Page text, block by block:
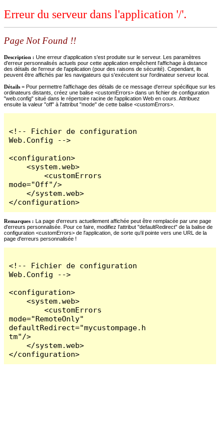
Erreur du serveur dans l'application '/'.
Page Not Found !!
Description : Une erreur d'application s'est produite sur le serveur. Les paramètres
d'erreur personnalisés actuels pour cette application empêchent l'affichage à distance
des détails de l'erreur de l'application (pour des raisons de sécurité). Cependant, ils
peuvent être affichés par les navigateurs qui s'exécutent sur l'ordinateur serveur local.
Détails = Pour permettre l'affichage des détails de ce message d'erreur spécifique sur les
ordinateurs distants, créez une balise <customErrors> dans un fichier de configuration
"web.config" situé dans le répertoire racine de l'application Web en cours. Attribuez
ensuite la valeur "off" à l'attribut "mode" de cette balise <customErrors>.
<!-- Fichier de configuration
Web.Config -->
<configuration>
    <system.web>
        <customErrors
mode="Off"/>
    </system.web>
</configuration>
Remarques : La page d'erreurs actuellement affichée peut être remplacée par une page
d'erreurs personnalisée. Pour ce faire, modifiez l'attribut "defaultRedirect" de la balise de
configuration <customErrors> de l'application, de sorte qu'il pointe vers une URL de la
page d'erreurs personnalisée !
<!-- Fichier de configuration
Web.Config -->
<configuration>
    <system.web>
        <customErrors
mode="RemoteOnly"
defaultRedirect="mycustompage.h
tm"/>
    </system.web>
</configuration>